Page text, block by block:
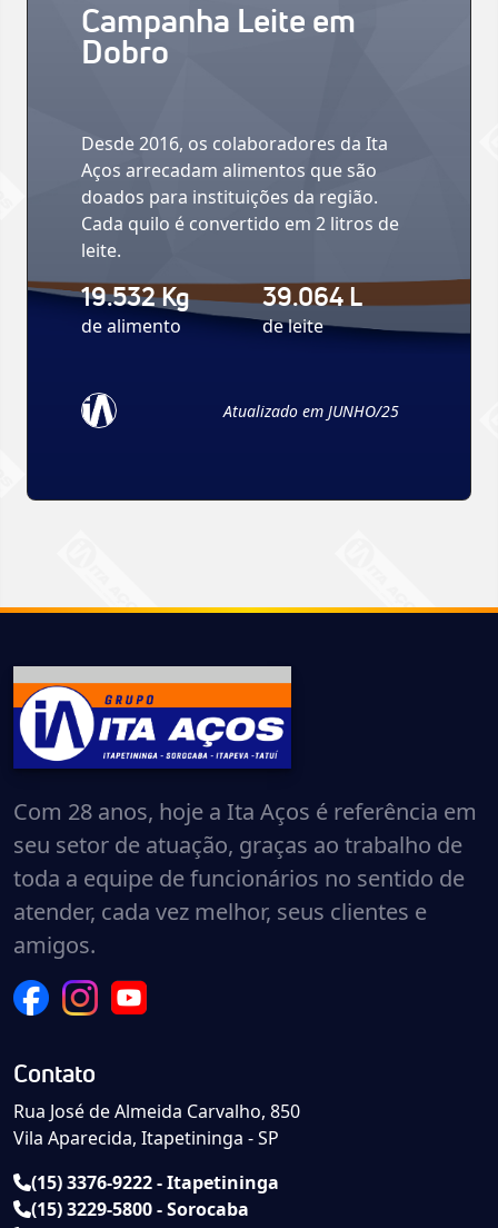
Campanha Leite em
Dobro
Desde 2016, os colaboradores da Ita
Aços arrecadam alimentos que são
doados para instituições da região.
Cada quilo é convertido em 2 litros de
leite.
19.532 Kg
de alimento
39.064 L
de leite
Atualizado em JUNHO/25
Com 28 anos, hoje a Ita Aços é referência em
seu setor de atuação, graças ao trabalho de
toda a equipe de funcionários no sentido de
atender, cada vez melhor, seus clientes e
amigos.
Contato
Rua José de Almeida Carvalho, 850
Vila Aparecida, Itapetininga - SP
(15) 3376-9222 - Itapetininga
(15) 3229-5800 - Sorocaba